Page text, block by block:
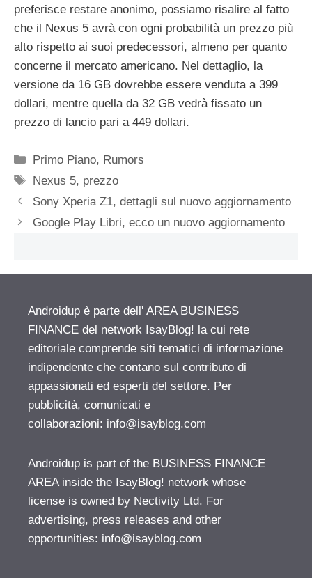
preferisce restare anonimo, possiamo risalire al fatto
che il Nexus 5 avrà con ogni probabilità un prezzo più
alto rispetto ai suoi predecessori, almeno per quanto
concerne il mercato americano. Nel dettaglio, la
versione da 16 GB dovrebbe essere venduta a 399
dollari, mentre quella da 32 GB vedrà fissato un
prezzo di lancio pari a 449 dollari.
Categorie
Primo Piano, Rumors
Tag
Nexus 5, prezzo
Sony Xperia Z1, dettagli sul nuovo aggiornamento
Google Play Libri, ecco un nuovo aggiornamento
Androidup è parte dell' AREA BUSINESS
FINANCE del network IsayBlog! la cui rete
editoriale comprende siti tematici di informazione
indipendente che contano sul contributo di
appassionati ed esperti del settore. Per
pubblicità, comunicati e
collaborazioni: info@isayblog.com
Androidup is part of the BUSINESS FINANCE
AREA inside the IsayBlog! network whose
license is owned by Nectivity Ltd. For
advertising, press releases and other
opportunities: info@isayblog.com